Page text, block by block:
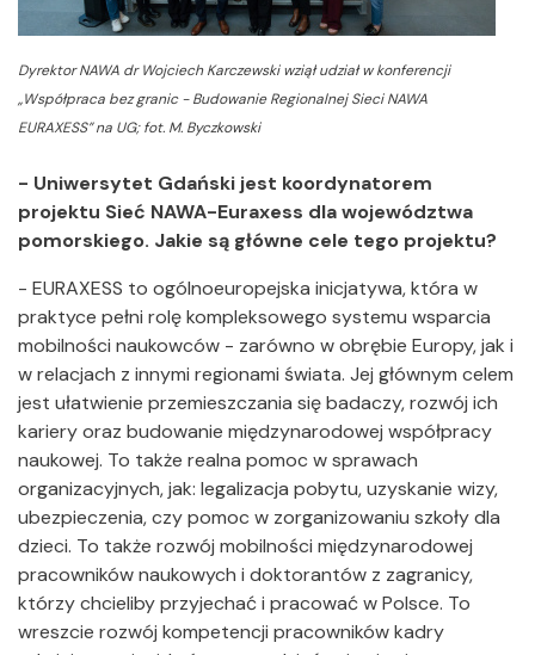
Dyrektor NAWA dr Wojciech Karczewski wziął udział w konferencji
„Współpraca bez granic - Budowanie Regionalnej Sieci NAWA
EURAXESS” na UG; fot. M. Byczkowski
- Uniwersytet Gdański jest koordynatorem
projektu Sieć NAWA-Euraxess dla województwa
pomorskiego. Jakie są główne cele tego projektu?
- EURAXESS to ogólnoeuropejska inicjatywa, która w
praktyce pełni rolę kompleksowego systemu wsparcia
mobilności naukowców - zarówno w obrębie Europy, jak i
w relacjach z innymi regionami świata. Jej głównym celem
jest ułatwienie przemieszczania się badaczy, rozwój ich
kariery oraz budowanie międzynarodowej współpracy
naukowej. To także realna pomoc w sprawach
organizacyjnych, jak: legalizacja pobytu, uzyskanie wizy,
ubezpieczenia, czy pomoc w zorganizowaniu szkoły dla
dzieci. To także rozwój mobilności międzynarodowej
pracowników naukowych i doktorantów z zagranicy,
którzy chcieliby przyjechać i pracować w Polsce. To
wreszcie rozwój kompetencji pracowników kadry